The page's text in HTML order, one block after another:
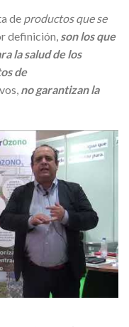
de productos que se
definición, son los que
la salud de los
de
no garantizan la